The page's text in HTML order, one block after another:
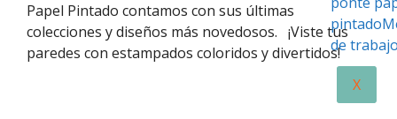
X
Papel Pintado contamos con sus últimas
colecciones y diseños más novedosos. ¡Viste tus
paredes con estampados coloridos y divertidos!